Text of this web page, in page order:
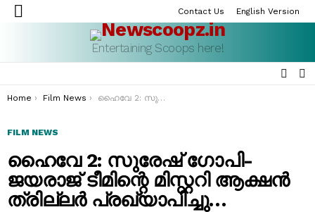
Menu
Contact Us English Version
Entertaining Scoops here!
You are here:
Home Film News ഹൈവേ 2: സുരേഷ് ഗോപി-ജയരാജ് ടീമിന്റെ മിസ്റ്ററി ആക്ഷൻ ത്രില്ലർ പ്രഖ്യാപിച്ചു…
FILM NEWS
ഹൈവേ 2: സുരേഷ് ഗോപി-
ജയരാജ് ടീമിന്റെ മിസ്റ്ററി ആക്ഷൻ
ത്രില്ലർ പ്രഖ്യാപിച്ചു…